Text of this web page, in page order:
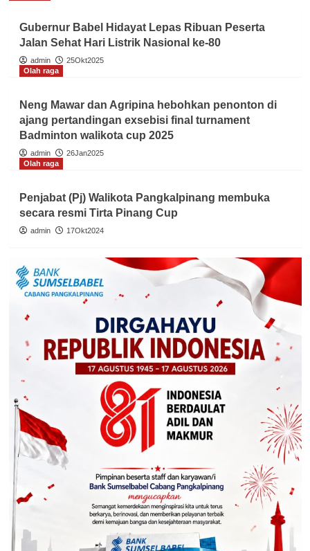
Gubernur Babel Hidayat Lepas Ribuan Peserta
Jalan Sehat Hari Listrik Nasional ke-80
admin
25Okt2025
Olah raga
Neng Mawar dan Agripina hebohkan penonton di
ajang pertandingan exsebisi final turnament
Badminton walikota cup 2025
admin
26Jan2025
Olah raga
Penjabat (Pj) Walikota Pangkalpinang membuka
secara resmi Tirta Pinang Cup
admin 17Okt2024